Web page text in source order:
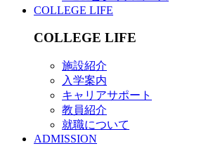
COLLEGE LIFE
COLLEGE LIFE
施設紹介
入学案内
キャリアサポート
教員紹介
就職について
ADMISSION